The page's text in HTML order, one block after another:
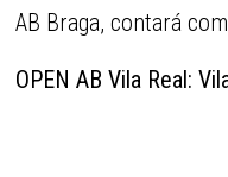
AB Braga, contará
OPEN AB Vila Real: